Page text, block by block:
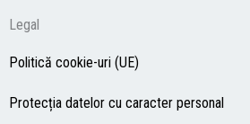
Legal
Politică cookie-uri (UE)
Protecția datelor cu caracter personal